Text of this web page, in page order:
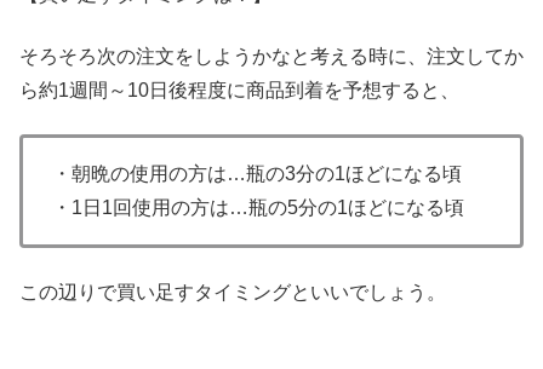
そろそろ次の注文をしようかなと考える時に、注文してか
ら約1週間～10日後程度に商品到着を予想すると、
・朝晩の使用の方は…瓶の3分の1ほどになる頃
・1日1回使用の方は…瓶の5分の1ほどになる頃
この辺りで買い足すタイミングといいでしょう。